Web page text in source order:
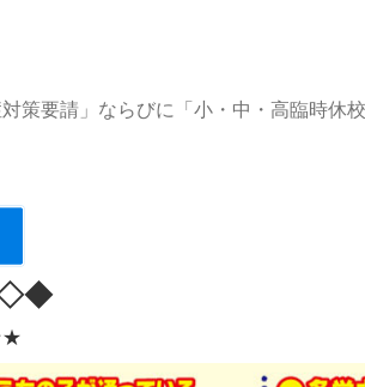
策要請」ならびに「小・中・高臨時休